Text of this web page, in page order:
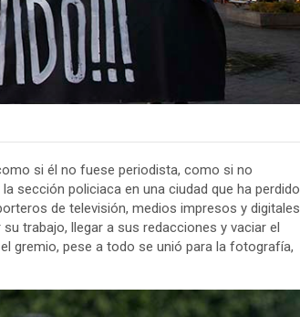
si él no fuese periodista, como si no
sección policiaca en una ciudad que ha perdido
de televisión, medios impresos y digitales
trabajo, llegar a sus redacciones y vaciar el
gremio, pese a todo se unió para la fotografía,